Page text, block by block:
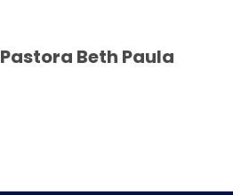
Pastora Beth Paula